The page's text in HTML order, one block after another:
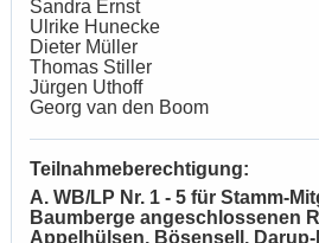
Sandra Ernst
Ulrike Hunecke
Dieter Müller
Thomas Stiller
Jürgen Uthoff
Georg van den Boom
Teilnahmeberechtigung:
A. WB/LP Nr. 1 - 5 für Stamm-
Baumberge angeschlossenen
Appelhülsen, Bösensell,